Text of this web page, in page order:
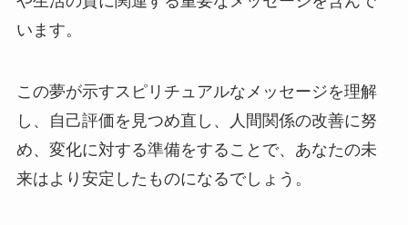
います。
この夢が示すスピリチュアルなメッセージを理解
し、自己評価を見つめ直し、人間関係の改善に努
め、変化に対する準備をすることで、あなたの未
来はより安定したものになるでしょう。